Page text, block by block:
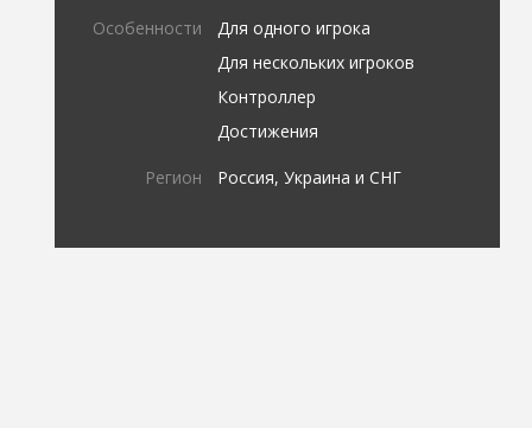
Особенности
Для одного игрока
Для нескольких игроков
Контроллер
Достижения
Регион Россия, Украина и СНГ